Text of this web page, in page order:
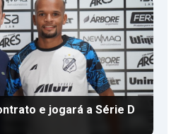
e jogará a Série D